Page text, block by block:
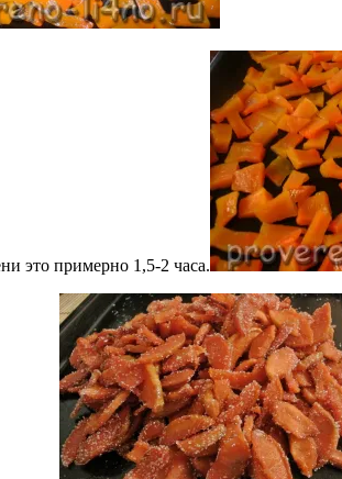
это примерно 1,5-2 часа.